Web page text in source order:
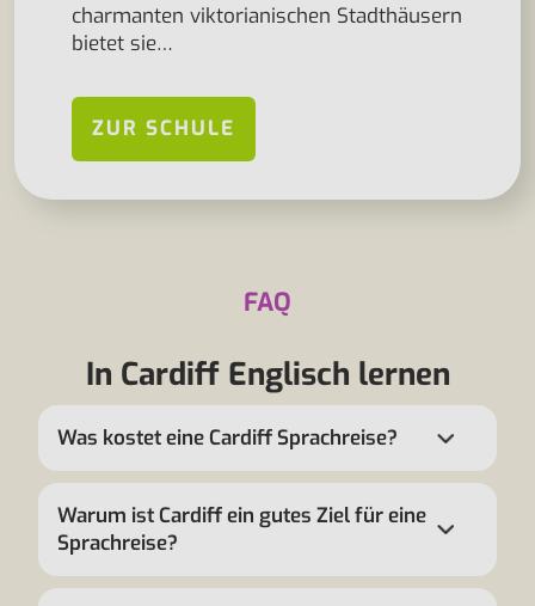
charmanten viktorianischen Stadthäusern
bietet sie…
ZUR SCHULE
FAQ
In Cardiff Englisch lernen
Was kostet eine Cardiff Sprachreise?
Warum ist Cardiff ein gutes Ziel für eine
Sprachreise?